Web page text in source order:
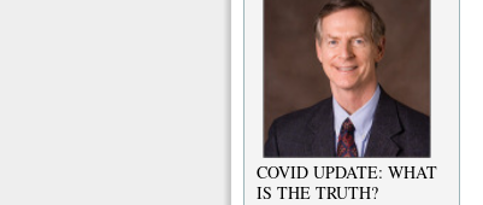
COVID UPDATE: WHAT
IS THE TRUTH?